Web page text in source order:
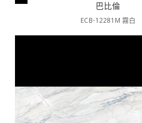
巴比倫
ECB-12281M 霧白